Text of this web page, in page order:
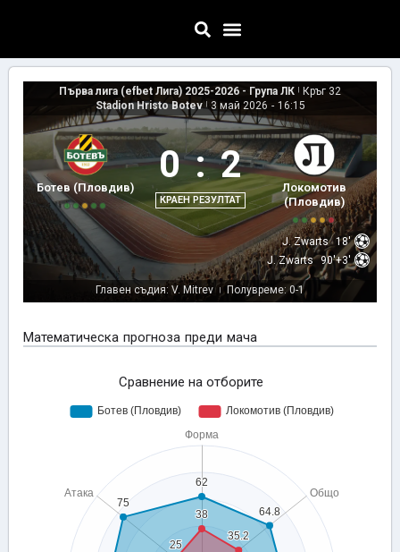
Първа лига (efbet Лига) 2025-2026 - Група ЛК |
Кръг 32
Stadion Hristo Botev | 3 май 2026 - 16:15
Ботев (Пловдив)
0 : 2
КРАЕН РЕЗУЛТАТ
Локомотив
(Пловдив)
J. Zwarts 18'
J. Zwarts
90'+3'
Главен съдия: V. Mitrev | Полувреме: 0-1
Математическа прогноза преди мача
Сравнение на отборите